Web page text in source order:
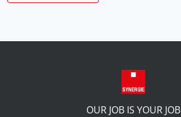
OUR JOB IS YOUR JOB